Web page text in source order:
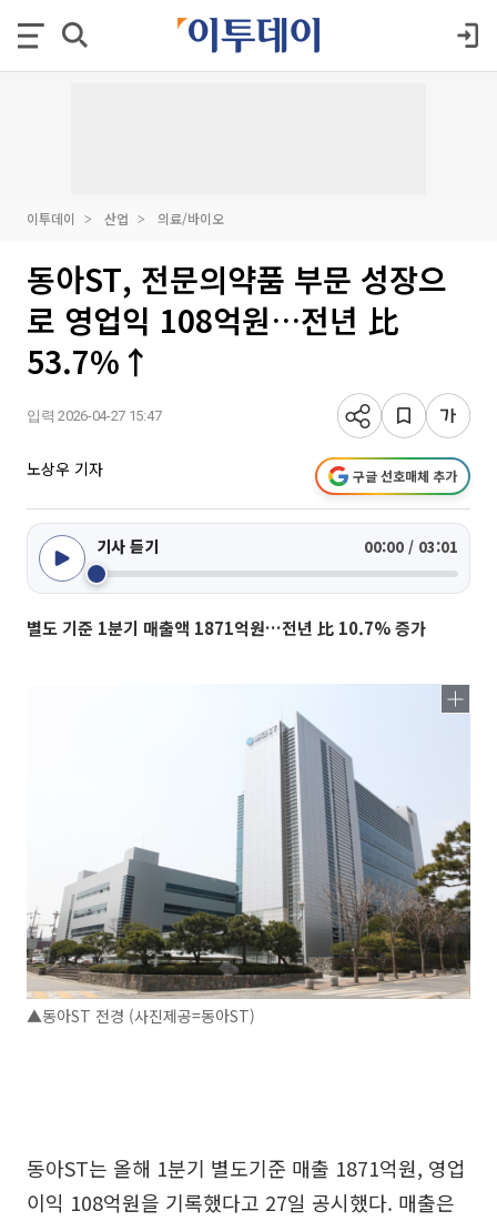
이투데이 산업 의료/바이오
동아ST, 전문의약품 부문 성장으
로 영업익 108억원…전년 比
53.7%↑
입력 2026-04-27 15:47
노상우 기자 구글 선호매체 추가
기사 듣기 00:00 / 03:01
별도 기준 1분기 매출액 1871억원…전년 比 10.7% 증가
▲동아ST 전경 (사진제공=동아ST)
동아ST는 올해 1분기 별도기준 매출 1871억원, 영업
이익 108억원을 기록했다고 27일 공시했다. 매출은